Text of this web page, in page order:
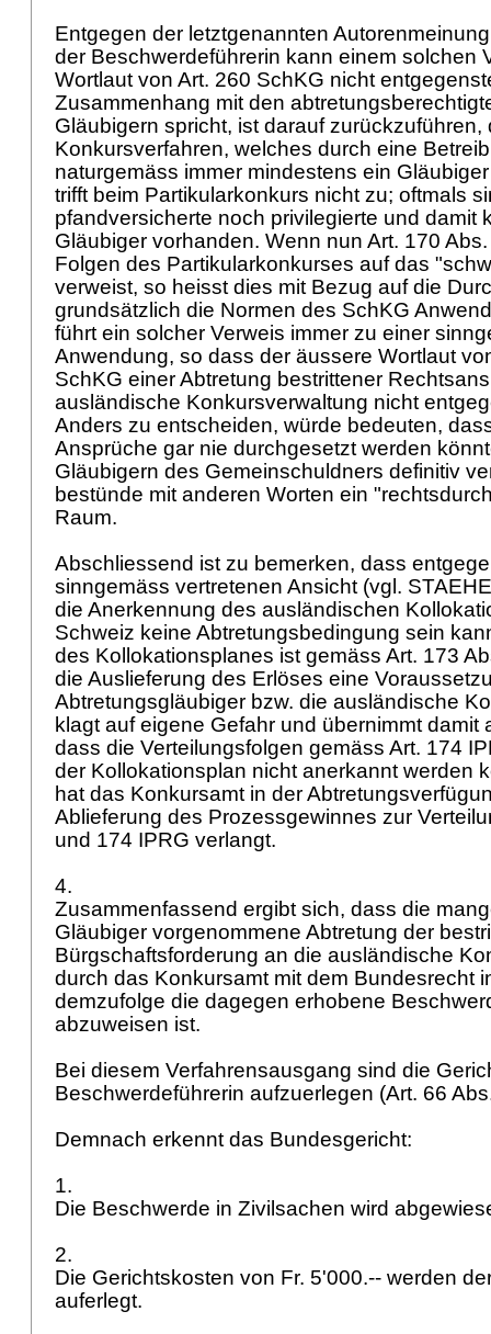
Entgegen der letztgenannten
der Beschwerdeführerin kann einem solchen
Wortlaut von Art. 260 SchKG nicht
Zusammenhang mit den
Gläubigern spricht, ist darauf
Konkursverfahren, welches durch eine
naturgemäss immer mindestens ein
trifft beim Partikularkonkurs nicht zu; oftmals
pfandversicherte noch privilegierte und damit
Gläubiger vorhanden. Wenn nun Art. 170
Folgen des Partikularkonkurses auf das
verweist, so heisst dies mit Bezug auf die
grundsätzlich die Normen des SchKG
führt ein solcher Verweis immer zu einer
Anwendung, so dass der äussere Wortlaut
SchKG einer Abtretung bestrittener
ausländische Konkursverwaltung nicht
Anders zu entscheiden, würde bedeuten,
Ansprüche gar nie durchgesetzt werden
Gläubigern des Gemeinschuldners definitiv
bestünde mit anderen Worten ein
Raum.
Abschliessend ist zu bemerken, dass
sinngemäss vertretenen Ansicht (vgl.
die Anerkennung des ausländischen
Schweiz keine Abtretungsbedingung sein
des Kollokationsplanes ist gemäss Art. 173
die Auslieferung des Erlöses eine
Abtretungsgläubiger bzw. die ausländische
klagt auf eigene Gefahr und übernimmt damit
dass die Verteilungsfolgen gemäss Art. 174
der Kollokationsplan nicht anerkannt werden
hat das Konkursamt in der
Ablieferung des Prozessgewinnes zur
und 174 IPRG verlangt.
4.
Zusammenfassend ergibt sich, dass die
Gläubiger vorgenommene Abtretung der
Bürgschaftsforderung an die ausländische
durch das Konkursamt mit dem Bundesrecht
demzufolge die dagegen erhobene
abzuweisen ist.
Bei diesem Verfahrensausgang sind die
Beschwerdeführerin aufzuerlegen (Art. 66
Demnach erkennt das Bundesgericht:
1.
Die Beschwerde in Zivilsachen wird
2.
Die Gerichtskosten von Fr. 5'000.-- werden
auferlegt.